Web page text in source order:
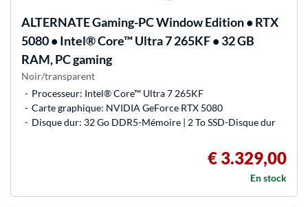
ALTERNATEGaming-PC Window Edition • RTX
5080 • Intel® Core™ Ultra 7 265KF • 32 GB
RAM, PC gaming
Noir/transparent
Processeur: Intel® Core™ Ultra 7 265KF
Carte graphique: NVIDIA GeForce RTX 5080
Disque dur: 32 Go DDR5-Mémoire | 2 To SSD-Disque dur
€ 3.329,00
En stock